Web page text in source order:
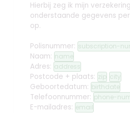
Hierbij zeg ik mijn
onderstaande gegevens per
op.
Polisnummer: subscription-
Naam: name
Adres: address
Postcode + plaats: zip city
Geboortedatum: birthdate
Telefoonnummer: phone-
E-mailadres: email